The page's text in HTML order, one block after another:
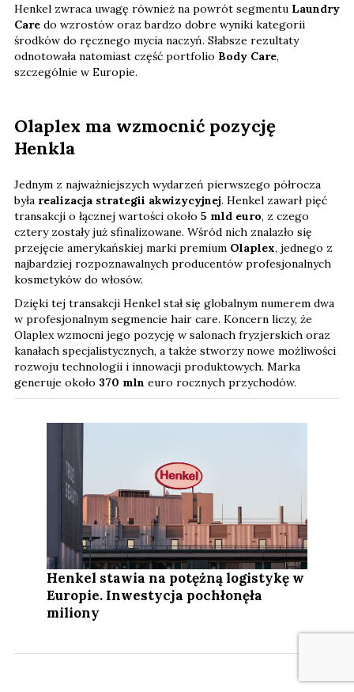
Henkel zwraca uwagę również na powrót segmentu Laundry
Care do wzrostów oraz bardzo dobre wyniki kategorii
środków do ręcznego mycia naczyń. Słabsze rezultaty
odnotowała natomiast część portfolio Body Care,
szczególnie w Europie.
Olaplex ma wzmocnić pozycję
Henkla
Jednym z najważniejszych wydarzeń pierwszego półrocza
była realizacja strategii akwizycyjnej. Henkel zawarł pięć
transakcji o łącznej wartości około 5 mld euro, z czego
cztery zostały już sfinalizowane. Wśród nich znalazło się
przejęcie amerykańskiej marki premium Olaplex, jednego z
najbardziej rozpoznawalnych producentów profesjonalnych
kosmetyków do włosów.
Dzięki tej transakcji Henkel stał się globalnym numerem dwa
w profesjonalnym segmencie hair care. Koncern liczy, że
Olaplex wzmocni jego pozycję w salonach fryzjerskich oraz
kanałach specjalistycznych, a także stworzy nowe możliwości
rozwoju technologii i innowacji produktowych. Marka
generuje około 370 mln euro rocznych przychodów.
Henkel stawia na potężną logistykę w
Europie. Inwestycja pochłonęła
miliony